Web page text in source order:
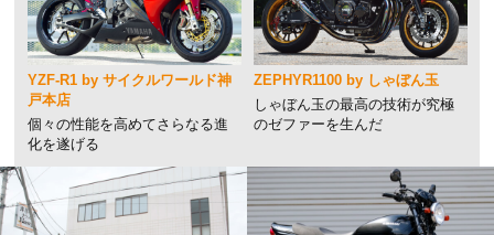
YZF-R1 by サイクルワールド神
戸本店
個々の性能を高めてさらなる進
化を遂げる
ZEPHYR1100 by しゃぼん玉
しゃぼん玉の最高の技術が究極
のゼファーを生んだ